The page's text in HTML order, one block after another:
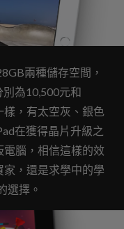
兩種儲存空間，
為10,500元和
樣，有太空灰、銀色
在獲得晶片升級之
腦，相信這樣的效
，還是求學中的學
選擇。